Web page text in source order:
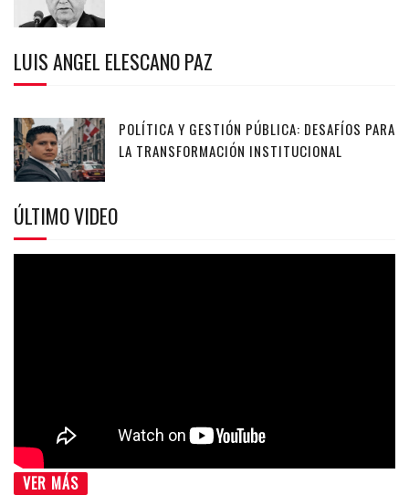
LUIS ANGEL ELESCANO PAZ
POLÍTICA Y GESTIÓN PÚBLICA: DESAFÍOS PARA
LA TRANSFORMACIÓN INSTITUCIONAL
ÚLTIMO VIDEO
VER MÁS